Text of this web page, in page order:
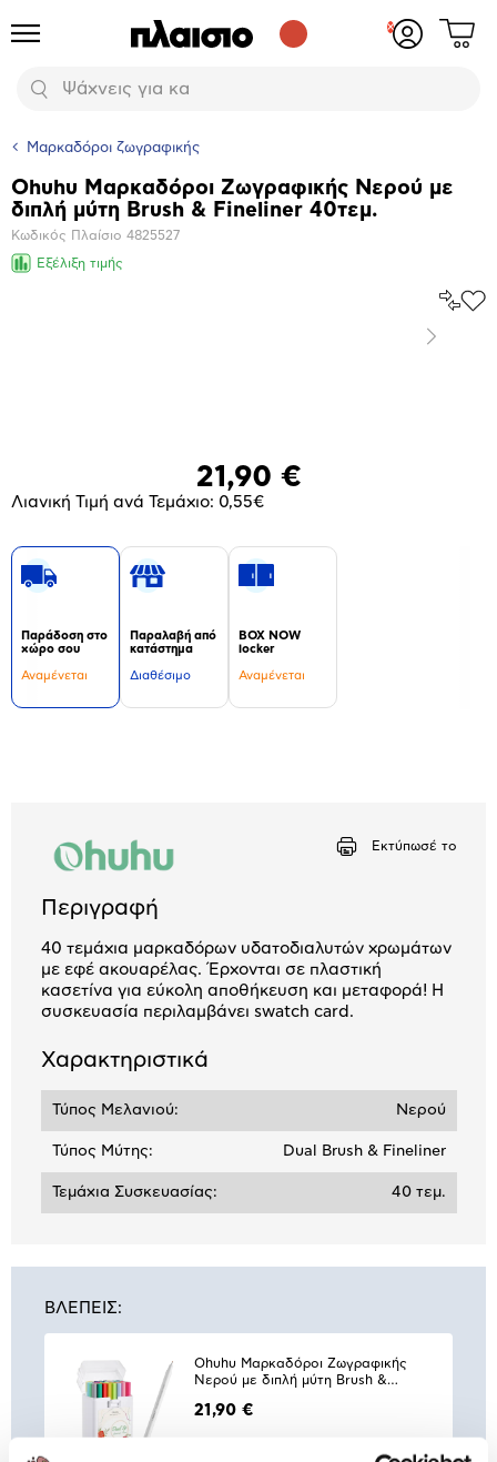
Προϊόντα
Αναζήτηση
Δες
Μαρκαδόροι ζωγραφικής
Βασικά
χαρακτηριστικά
Ohuhu Μαρκαδόροι Ζωγραφικής Νερού με
διπλή μύτη Brush & Fineliner 40τεμ.
Κωδικός Πλαίσιο 4825527
Εξέλιξη τιμής
Επόμενο
21,90 €
Λιανική Τιμή ανά Τεμάχιο: 0,55€
Παράδοση στο
χώρο σου
Αναμένεται
Παραλαβή από
κατάστημα
Διαθέσιμο
BOX NOW
locker
Αναμένεται
Εκτύπωσέ το
Περιγραφή
40 τεμάχια μαρκαδόρων υδατοδιαλυτών χρωμάτων
με εφέ ακουαρέλας. Έρχονται σε πλαστική
κασετίνα για εύκολη αποθήκευση και μεταφορά! Η
συσκευασία περιλαμβάνει swatch card.
Χαρακτηριστικά
Τύπος Μελανιού: Νερού
Τύπος Μύτης: Dual Brush & Fineliner
Τεμάχια Συσκευασίας: 40 τεμ.
ΒΛΕΠΕΙΣ:
Ohuhu Μαρκαδόροι Ζωγραφικής
Νερού με διπλή μύτη Brush &
21,90 €